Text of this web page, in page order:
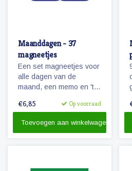
Maanddagen - 37
magneetjes
Een set magneetjes voor
alle dagen van de
maand, een memo en 'te
extra getallen.
€6,85 Op voorraad
Toevoegen aan winkelwagen